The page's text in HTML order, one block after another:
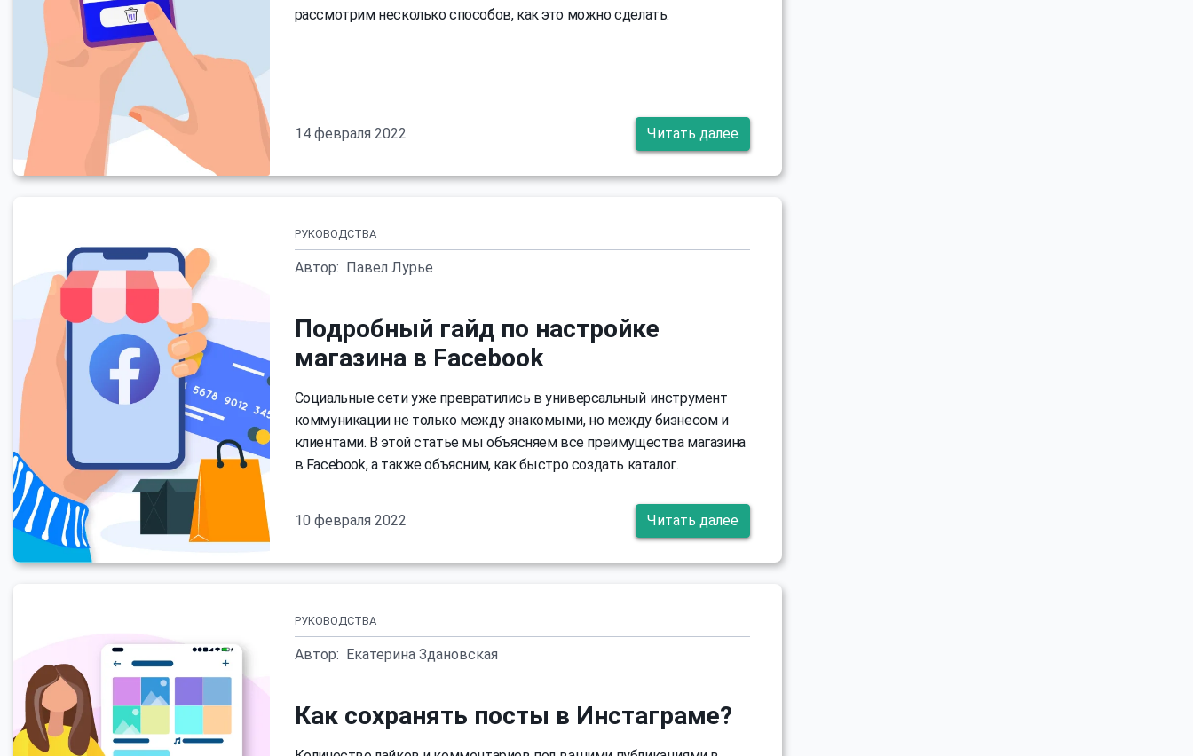
рассмотрим несколько способов, как это можно сделать.
14 февраля 2022 Читать далее
РУКОВОДСТВА
Автор: Павел Лурье
Подробный гайд по настройке
магазина в Facebook
Социальные сети уже превратились в универсальный инструмент
коммуникации не только между знакомыми, но между бизнесом и
клиентами. В этой статье мы объясняем все преимущества магазина
в Facebook, а также объясним, как быстро создать каталог.
10 февраля 2022 Читать далее
РУКОВОДСТВА
Автор: Екатерина Здановская
Как сохранять посты в Инстаграме?